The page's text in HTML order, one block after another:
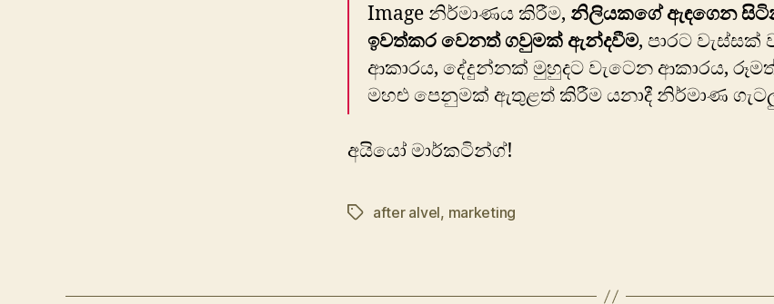
Image නිර්මාණය කිරීම, නිලියකගේ ඇඳගෙන
ඉවත්කර වෙනත් ගවුමක් ඇන්දවීම, පාරට
ආකාරය, දේදුන්නක් මුහුදට වැටෙන ආකාරය,
මහළු පෙනුමක් ඇතුළත් කිරීම යනාදී නිර්මාණ
අයියෝ මාර්කටින්ග්!
Tagsafter alvel, marketing